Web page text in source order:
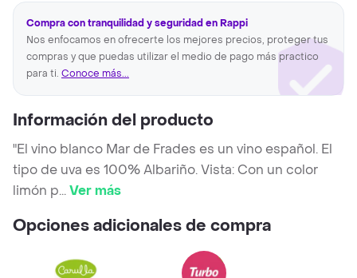
Compra con tranquilidad y seguridad en Rappi
Nos enfocamos en ofrecerte los mejores precios, proteger tus
compras y que puedas utilizar el medio de pago más practico
para ti. Conoce más...
Información del producto
"El vino blanco Mar de Frades es un vino español. El
tipo de uva es 100% Albariño. Vista: Con un color
limón p...Ver más
Opciones adicionales de compra